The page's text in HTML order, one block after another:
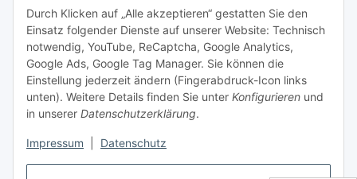
Durch Klicken auf „Alle akzeptieren“ gestatten Sie den
Einsatz folgender Dienste auf unserer Website: Technisch
notwendig, YouTube, ReCaptcha, Google Analytics,
Google Ads, Google Tag Manager. Sie können die
Einstellung jederzeit ändern (Fingerabdruck-Icon links
unten). Weitere Details finden Sie unter Konfigurieren und
in unserer Datenschutzerklärung.
Impressum Datenschutz
Informationen
Gesetzliche Informationen
Spieletreffs in Jülich & Umgebung